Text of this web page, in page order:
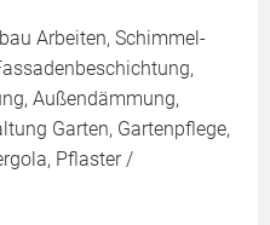
Arbeiten, Schimmel-
Außendämmung,
Garten, Gartenpflege,
Pflaster /